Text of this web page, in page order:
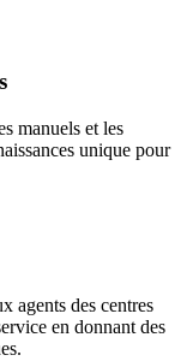
manuels et les
unique pour
agents des centres
en donnant des